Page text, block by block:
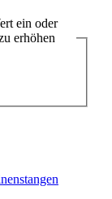
ein oder
erhöhen